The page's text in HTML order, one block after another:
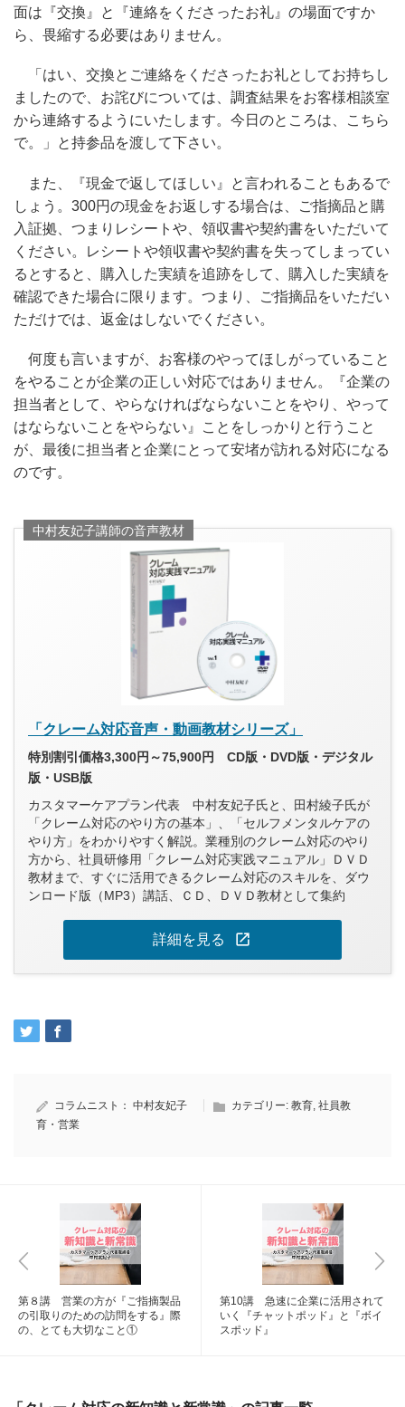
面は『交換』と『連絡をくださったお礼』の場面ですか
ら、畏縮する必要はありません。
「はい、交換とご連絡をくださったお礼としてお持ちし
ましたので、お詫びについては、調査結果をお客様相談室
から連絡するようにいたします。今日のところは、こちら
で。」と持参品を渡して下さい。
また、『現金で返してほしい』と言われることもあるで
しょう。300円の現金をお返しする場合は、ご指摘品と購
入証拠、つまりレシートや、領収書や契約書をいただいて
ください。レシートや領収書や契約書を失ってしまってい
るとすると、購入した実績を追跡をして、購入した実績を
確認できた場合に限ります。つまり、ご指摘品をいただい
ただけでは、返金はしないでください。
何度も言いますが、お客様のやってほしがっていること
をやることが企業の正しい対応ではありません。『企業の
担当者として、やらなければならないことをやり、やって
はならないことをやらない』ことをしっかりと行うこと
が、最後に担当者と企業にとって安堵が訪れる対応になる
のです。
中村友妃子講師の音声教材
「クレーム対応音声・動画教材シリーズ」
特別割引価格3,300円～75,900円 CD版・DVD版・デジタル
版・USB版
カスタマーケアプラン代表 中村友妃子氏と、田村綾子氏が
「クレーム対応のやり方の基本」、「セルフメンタルケアの
やり方」をわかりやすく解説。業種別のクレーム対応のやり
方から、社員研修用「クレーム対応実践マニュアル」ＤＶＤ
教材まで、すぐに活用できるクレーム対応のスキルを、ダウ
ンロード版（MP3）講話、ＣＤ、ＤＶＤ教材として集約
詳細を見る open_in_new
コラムニスト： 中村友妃子 カテゴリー: 教育, 社員教
育・営業
第８講 営業の方が『ご指摘製品
の引取りのための訪問をする』際
の、とても大切なこと①
第10講 急速に企業に活用されて
いく『チャットポッド』と『ボイ
スポッド』